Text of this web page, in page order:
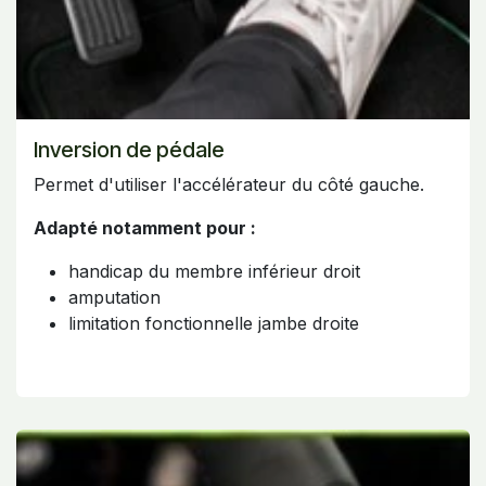
Inversion de pédale
Permet d'utiliser l'accélérateur du côté gauche.
Adapté notamment pour :
handicap du membre inférieur droit
amputation
limitation fonctionnelle jambe droite